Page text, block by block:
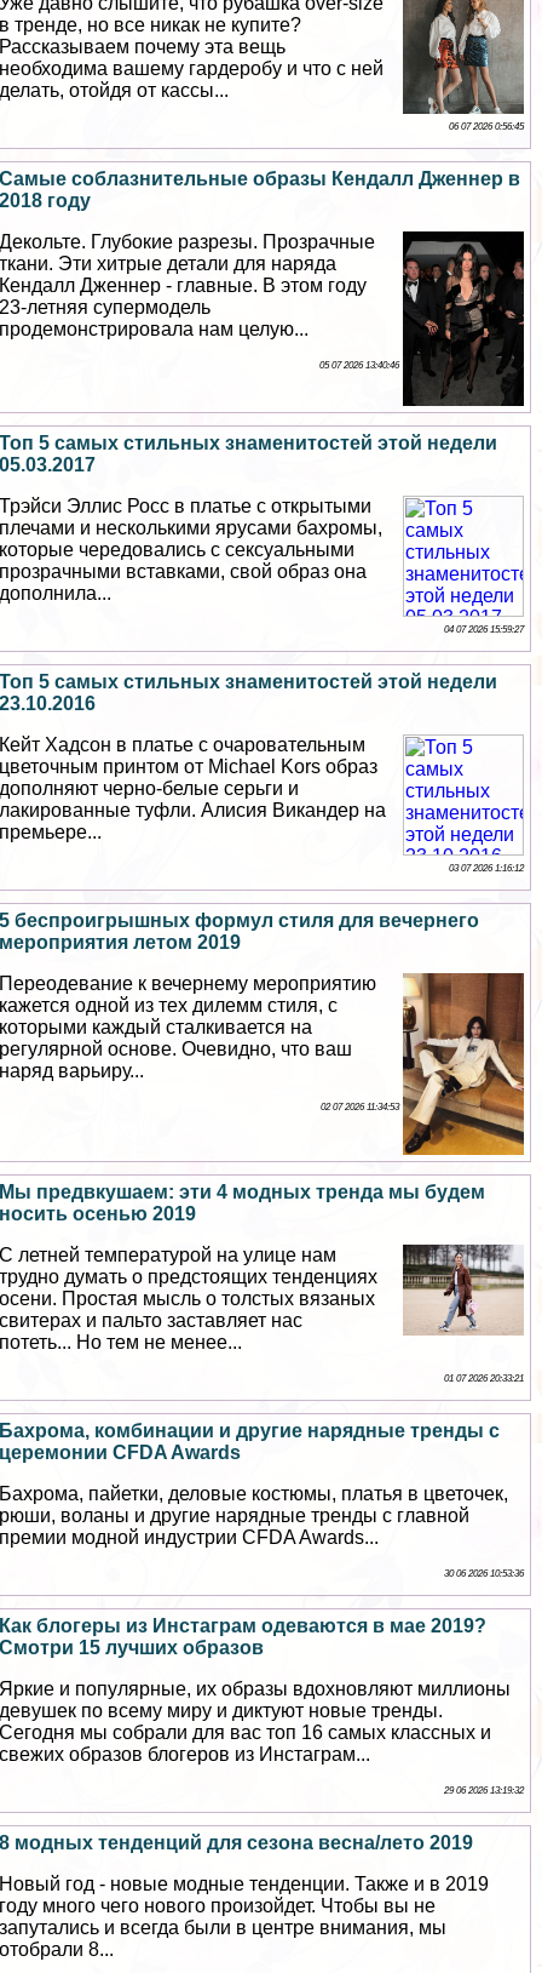
в тренде, но все никак не купите?
Рассказываем почему эта вещь
необходима вашему гардеробу и что с ней
делать, отойдя от кассы...
06 07 2026 0:56:45
Самые coблaзнительные образы Кендалл Дженнер в
2018 году
Декольте. Глубокие разрезы. Прозрачные
ткани. Эти хитрые детали для наряда
Кендалл Дженнер - главные. В этом году
23-летняя супермодель
продемонстрировала нам целую...
05 07 2026 13:40:46
Топ 5 самых стильных знаменитостей этой недели
05.03.2017
Трэйси Эллис Росс в платье с открытыми
плечами и несколькими ярусами бахромы,
которые чередовались с ceкcуальными
прозрачными вставками, свой образ она
дополнила...
04 07 2026 15:59:27
Топ 5 самых стильных знаменитостей этой недели
23.10.2016
Кейт Хадсон в платье с очаровательным
цветочным принтом от Michael Kors образ
дополняют черно-белые серьги и
лакированные туфли. Алисия Викандер на
премьере...
03 07 2026 1:16:12
5 беспроигрышных формул стиля для вечернего
мероприятия летом 2019
Переодевание к вечернему мероприятию
кажется одной из тех дилемм стиля, с
которыми каждый сталкивается на
регулярной основе. Очевидно, что ваш
наряд варьиру...
02 07 2026 11:34:53
Мы предвкушаем: эти 4 модных тренда мы будем
носить осенью 2019
С летней температурой на улице нам
трудно думать о предстоящих тенденциях
осени. Простая мысль о толстых вязаных
свитерах и пальто заставляет нас
потеть... Но тем не менее...
01 07 2026 20:33:21
Бахрома, комбинации и другие нарядные тренды с
церемонии CFDA Awards
Бахрома, пайетки, деловые костюмы, платья в цветочек,
рюши, воланы и другие нарядные тренды с главной
премии модной индустрии CFDA Awards...
30 06 2026 10:53:36
Как блогеры из Инстаграм одеваются в мае 2019?
Смотри 15 лучших образов
Яркие и популярные, их образы вдохновляют миллионы
дeвyшек по всему миру и диктуют новые тренды.
Сегодня мы собрали для вас топ 16 самых классных и
свежих образов блогеров из Инстаграм...
29 06 2026 13:19:32
8 модных тенденций для сезона весна/лето 2019
Новый год - новые модные тенденции. Также и в 2019
году много чего нового произойдет. Чтобы вы не
запутались и всегда были в центре внимания, мы
отобрали 8...